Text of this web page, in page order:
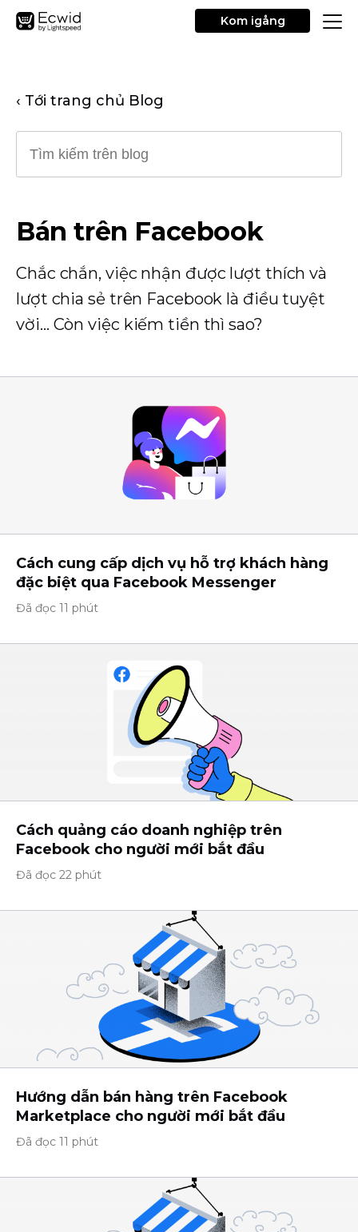
Kom igång
‹ Tới trang chủ Blog
Bán trên Facebook
Chắc chắn, việc nhận được lượt thích và
lượt chia sẻ trên Facebook là điều tuyệt
vời… Còn việc kiếm tiền thì sao?
Cách cung cấp dịch vụ hỗ trợ khách hàng
đặc biệt qua Facebook Messenger
Đã đọc 11 phút
Cách quảng cáo doanh nghiệp trên
Facebook cho người mới bắt đầu
Đã đọc 22 phút
Hướng dẫn bán hàng trên Facebook
Marketplace cho người mới bắt đầu
Đã đọc 11 phút